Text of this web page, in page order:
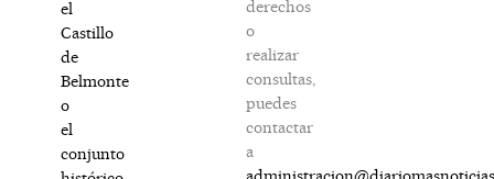
el
Castillo
de
Belmonte
o
el
conjunto
derechos
o
realizar
consultas,
puedes
contactar
a